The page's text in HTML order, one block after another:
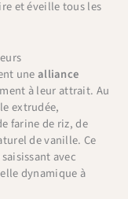
et éveille tous les
unealliance
à leur attrait. Au
extrudée,
farine de riz, de
de vanille. Ce
avec
dynamique à